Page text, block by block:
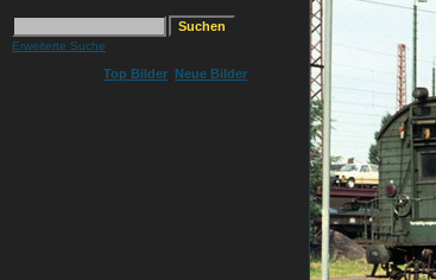
Erweiterte Suche
Top Bilder Neue Bilder